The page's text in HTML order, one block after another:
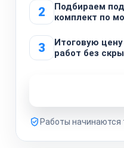
2
Подбираем
комплект по
3
Итоговую
работ без
Работы начинаются